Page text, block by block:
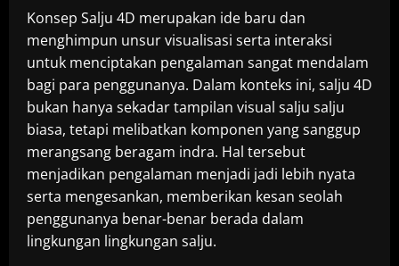
Konsep Salju 4D merupakan ide baru dan
menghimpun unsur visualisasi serta interaksi
untuk menciptakan pengalaman sangat mendalam
bagi para penggunanya. Dalam konteks ini, salju 4D
bukan hanya sekadar tampilan visual salju salju
biasa, tetapi melibatkan komponen yang sanggup
merangsang beragam indra. Hal tersebut
menjadikan pengalaman menjadi jadi lebih nyata
serta mengesankan, memberikan kesan seolah
penggunanya benar-benar berada dalam
lingkungan lingkungan salju.